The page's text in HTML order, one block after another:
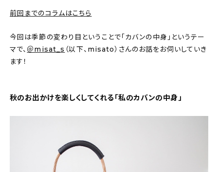
カテゴリー一覧
前回までのコラムはこちら
今回は季節の変わり目ということで「カバンの中身」というテー
マで、 ＠misat_s （以下、misato）さんのお話をお伺いしていき
ます！
秋のお出かけを楽しくしてくれる「私のカバンの中身」